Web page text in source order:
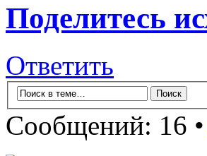
Поделитесь
Ответить
Сообщений: 16 •